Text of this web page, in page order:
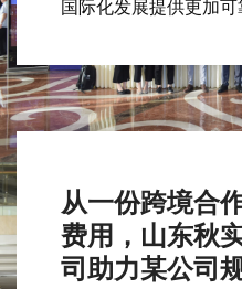
国际化发展提供更加可
从一份跨境合
费用，山东秋
司助力某公司